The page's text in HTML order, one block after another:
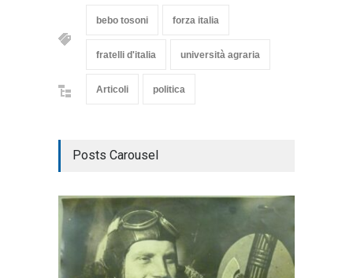
bebo tosoni forza italia
fratelli d'italia università agraria
Articoli politica
Posts Carousel